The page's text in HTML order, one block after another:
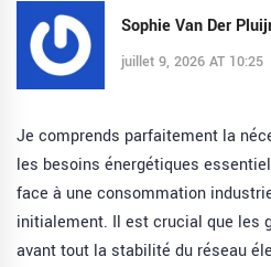
Sophie Van Der
juillet 9, 2026 AT 10:25
Je comprends parfaitement la
les besoins énergétiques
face à une consommation
initialement. Il est crucial que les
avant tout la stabilité du réseau